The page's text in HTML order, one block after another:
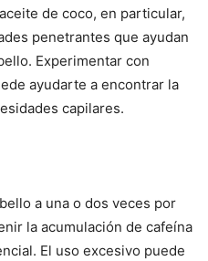
de coco, en particular,
penetrantes que ayudan
Experimentar con
ayudarte a encontrar la
capilares.
a una o dos veces por
la acumulación de cafeína
El uso excesivo puede